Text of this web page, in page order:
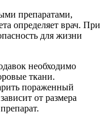
препаратами,
определяет врач. При
для жизни
необходимо
ткани.
пораженный
от размера